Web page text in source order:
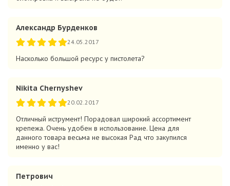
Александр Бурденков
24.05.2017
Насколько большой ресурс у пистолета?
Nikita Chernyshev
20.02.2017
Отличный иструмент! Порадовал широкий ассортимент
крепежа. Очень удобен в использование. Цена для
данного товара весьма не высокая Рад что закупился
именно у вас!
Петрович